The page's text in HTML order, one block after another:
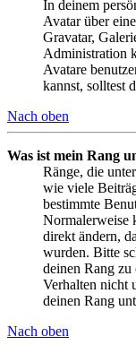
In deinem
Avatar über
Gravatar,
Administration
Avatare
kannst, solltest
Nach oben
Was ist mein Rang
Ränge, die
wie viele
bestimmte
Normalerweise
direkt ändern,
wurden. Bitte
deinen Rang
Verhalten nicht
deinen Rang
Nach oben